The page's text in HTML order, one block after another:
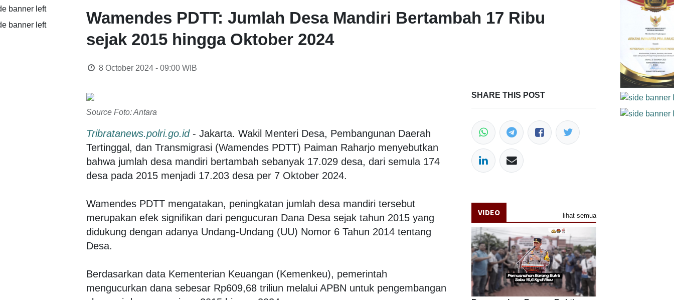
Wamendes PDTT: Jumlah Desa Mandiri Bertambah 17 Ribu
sejak 2015 hingga Oktober 2024
8 October 2024 - 09:00WIB
Source Foto: Antara
Tribratanews.polri.go.id- Jakarta. Wakil Menteri Desa, Pembangunan Daerah
Tertinggal, dan Transmigrasi (Wamendes PDTT) Paiman Raharjo menyebutkan
bahwa jumlah desa mandiri bertambah sebanyak 17.029 desa, dari semula 174
desa pada 2015 menjadi 17.203 desa per 7 Oktober 2024.
Wamendes PDTT mengatakan, peningkatan jumlah desa mandiri tersebut
merupakan efek signifikan dari pengucuran Dana Desa sejak tahun 2015 yang
didukung dengan adanya Undang-Undang (UU) Nomor 6 Tahun 2014 tentang
Desa.
Berdasarkan data Kementerian Keuangan (Kemenkeu), pemerintah
mengucurkan dana sebesar Rp609,68 triliun melalui APBN untuk pengembangan
SHARE THIS POST
VIDEO lihat semua